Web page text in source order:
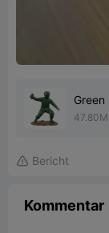
 Bericht
Kommentar